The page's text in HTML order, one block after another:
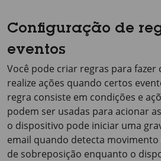
Configuração de
eventos
Você pode criar regras para
realize ações quando certos
regra consiste em condições e
podem ser usadas para acionar
o dispositivo pode iniciar uma
email quando detecta
de sobreposição enquanto o